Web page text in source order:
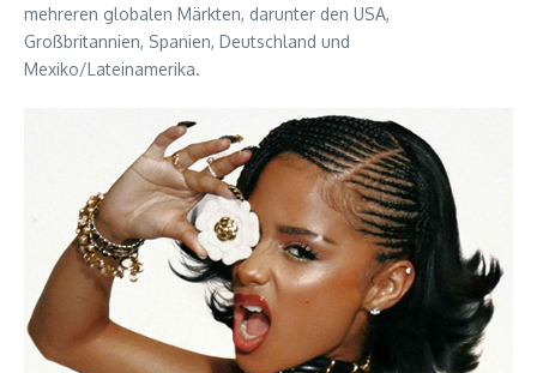
mehreren globalen Märkten, darunter den USA,
Großbritannien, Spanien, Deutschland und
Mexiko/Lateinamerika.